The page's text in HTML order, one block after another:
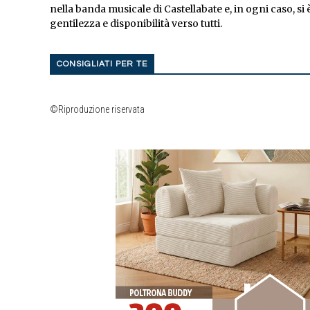
nella banda musicale di Castellabate e, in ogni caso,
gentilezza e disponibilità verso tutti.
CONSIGLIATI PER TE
©Riproduzione riservata